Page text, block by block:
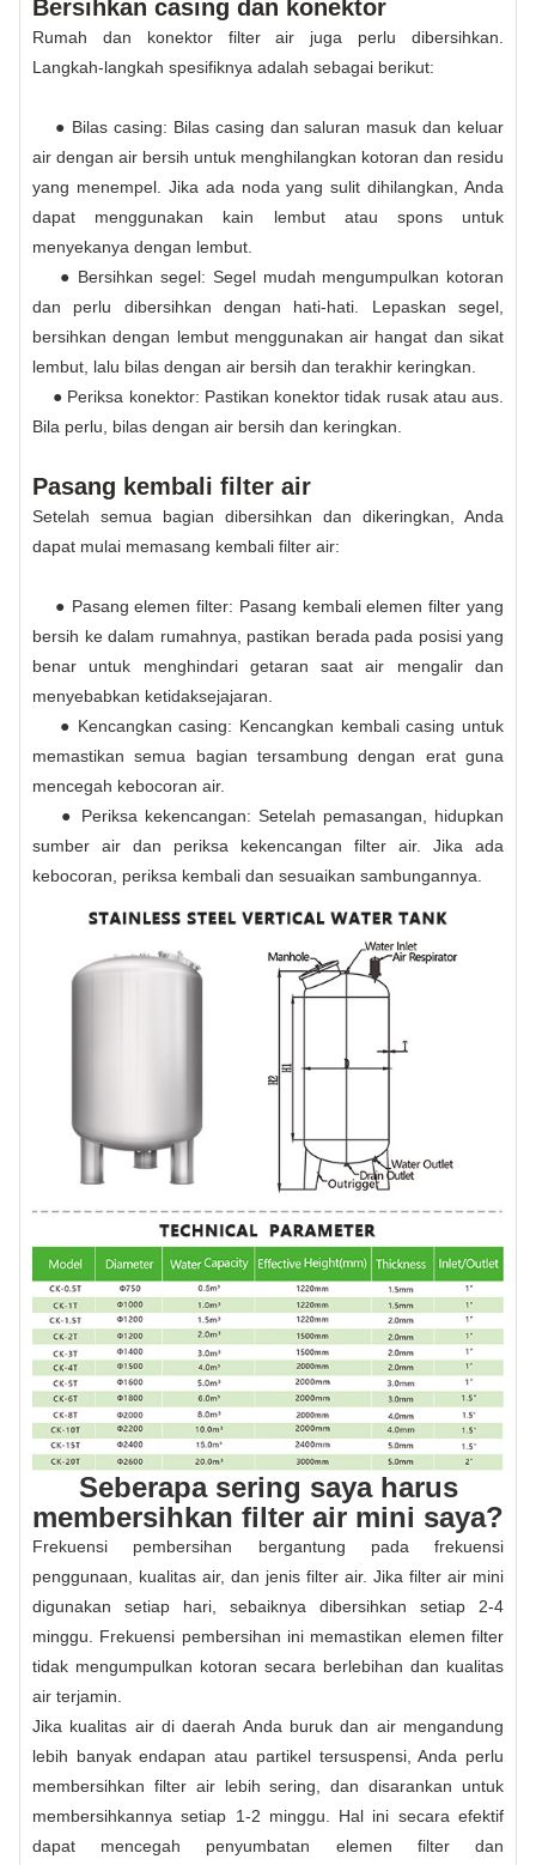
Bersihkan casing dan konektor
Rumah dan konektor filter air juga perlu dibersihkan.
Langkah-langkah spesifiknya adalah sebagai berikut:
● Bilas casing: Bilas casing dan saluran masuk dan keluar
air dengan air bersih untuk menghilangkan kotoran dan residu
yang menempel. Jika ada noda yang sulit dihilangkan, Anda
dapat menggunakan kain lembut atau spons untuk
menyekanya dengan lembut.
● Bersihkan segel: Segel mudah mengumpulkan kotoran
dan perlu dibersihkan dengan hati-hati. Lepaskan segel,
bersihkan dengan lembut menggunakan air hangat dan sikat
lembut, lalu bilas dengan air bersih dan terakhir keringkan.
● Periksa konektor: Pastikan konektor tidak rusak atau aus.
Bila perlu, bilas dengan air bersih dan keringkan.
Pasang kembali filter air
Setelah semua bagian dibersihkan dan dikeringkan, Anda
dapat mulai memasang kembali filter air:
● Pasang elemen filter: Pasang kembali elemen filter yang
bersih ke dalam rumahnya, pastikan berada pada posisi yang
benar untuk menghindari getaran saat air mengalir dan
menyebabkan ketidaksejajaran.
● Kencangkan casing: Kencangkan kembali casing untuk
memastikan semua bagian tersambung dengan erat guna
mencegah kebocoran air.
● Periksa kekencangan: Setelah pemasangan, hidupkan
sumber air dan periksa kekencangan filter air. Jika ada
kebocoran, periksa kembali dan sesuaikan sambungannya.
Seberapa sering saya harus
membersihkan filter air mini saya?
Frekuensi pembersihan bergantung pada frekuensi
penggunaan, kualitas air, dan jenis filter air. Jika filter air mini
digunakan setiap hari, sebaiknya dibersihkan setiap 2-4
minggu. Frekuensi pembersihan ini memastikan elemen filter
tidak mengumpulkan kotoran secara berlebihan dan kualitas
air terjamin.
Jika kualitas air di daerah Anda buruk dan air mengandung
lebih banyak endapan atau partikel tersuspensi, Anda perlu
membersihkan filter air lebih sering, dan disarankan untuk
membersihkannya setiap 1-2 minggu. Hal ini secara efektif
dapat mencegah penyumbatan elemen filter dan